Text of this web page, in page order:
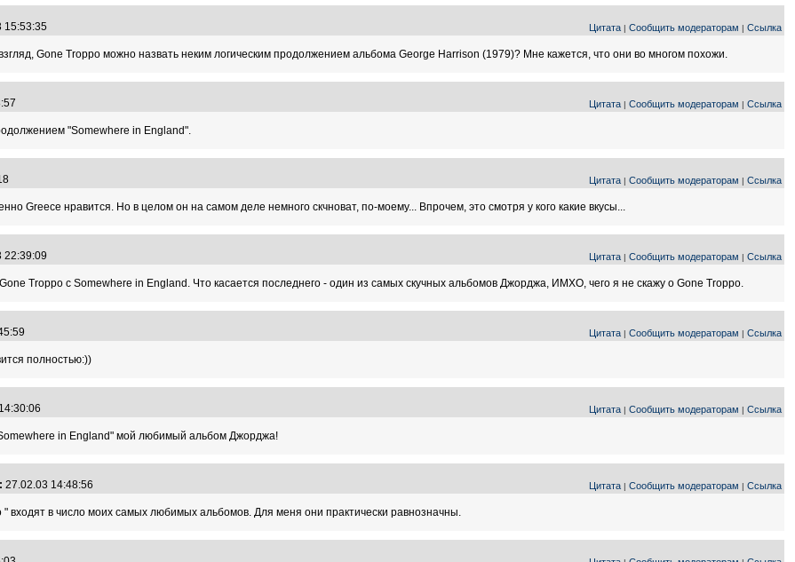
15:53:35 Цитата | Сообщить модераторам | Ссылка
Gone Troppo можно назвать неким логическим продолжением альбома George Harrison (1979)? Мне кажется, что они во многом похожи.
Цитата | Сообщить модераторам | Ссылка
"Somewhere in England".
Цитата | Сообщить модераторам | Ссылка
Greece нравится. Но в целом он на самом деле немного скчноват, по-моему... Впрочем, это смотря у кого какие вкусы...
22:39:09 Цитата | Сообщить модераторам | Ссылка
Troppo с Somewhere in England. Что касается последнего - один из самых скучных альбомов Джорджа, ИМХО, чего я не скажу о Gone Troppo.
Цитата | Сообщить модераторам | Ссылка
полностью:))
Цитата | Сообщить модераторам | Ссылка
in England" мой любимый альбом Джорджа!
27.02.03 14:48:56 Цитата | Сообщить модераторам | Ссылка
входят в число моих самых любимых альбомов. Для меня они практически равнозначны.